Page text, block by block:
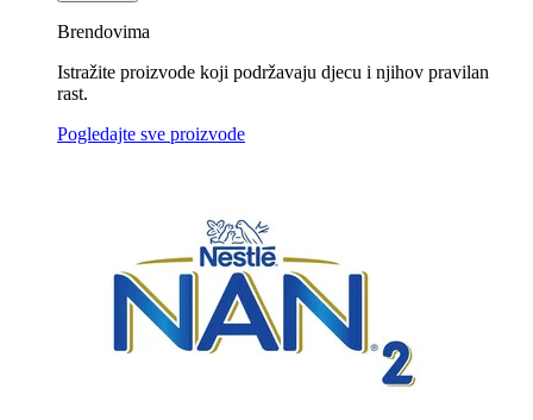
Brendovima
Istražite proizvode koji podržavaju djecu i njihov pravilan
rast.
Pogledajte sve proizvode